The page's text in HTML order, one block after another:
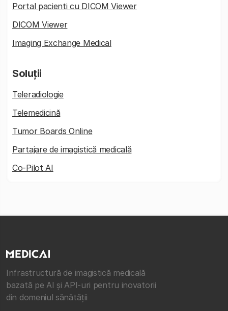
Portal pacienti cu DICOM Viewer
DICOM Viewer
Imaging Exchange Medical
Soluții
Teleradiologie
Telemedicină
Tumor Boards Online
Partajare de imagistică medicală
Co-Pilot AI
Infrastructură de imagistică medicală
bazată pe AI și API-uri pentru inovatorii
din domeniul sănătății